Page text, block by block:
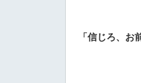
「信じろ、お